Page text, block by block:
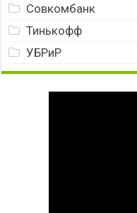
Совкомбанк
Тинькофф
УБРиР